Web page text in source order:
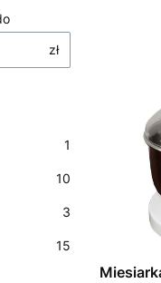
zł
1
10
3
15